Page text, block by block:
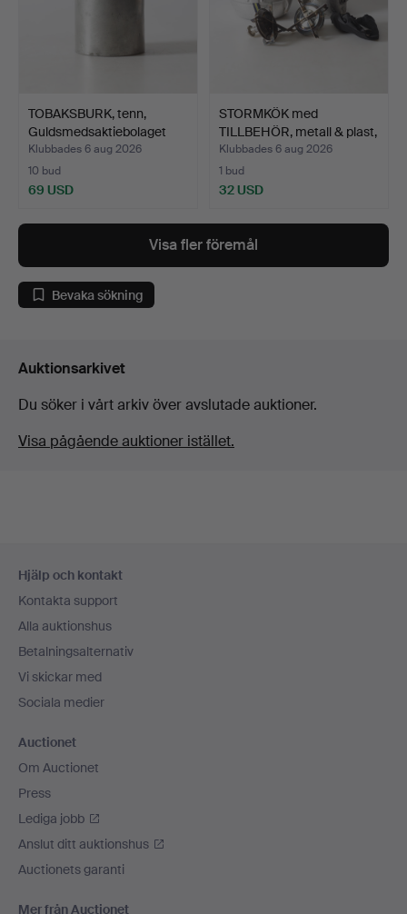
TOBAKSBURK, tenn,
Guldsmedsaktiebolaget
(G…
Klubbades 6 aug 2026
10 bud
69 USD
STORMKÖK med
TILLBEHÖR, metall & plast,
Pr…
Klubbades 6 aug 2026
1 bud
32 USD
Visa fler föremål
Bevaka sökning
Auktionsarkivet
Du söker i vårt arkiv över avslutade auktioner.
Visa pågående auktioner istället.
Hjälp och kontakt
Kontakta support
Alla auktionshus
Betalningsalternativ
Vi skickar med
Sociala medier
Auctionet
Om Auctionet
Press
Lediga jobb
Anslut ditt auktionshus
Auctionets garanti
Mer från Auctionet